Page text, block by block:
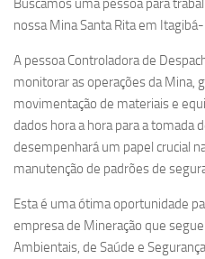
Buscamos uma pessoa para
nossa Mina Santa Rita em
A pessoa Controladora de
monitorar as operações da Mina,
movimentação de materiais e
dados hora a hora para a tomada
desempenhará um papel crucial
manutenção de padrões de
Esta é uma ótima oportunidade
empresa de Mineração que
Ambientais, de Saúde e